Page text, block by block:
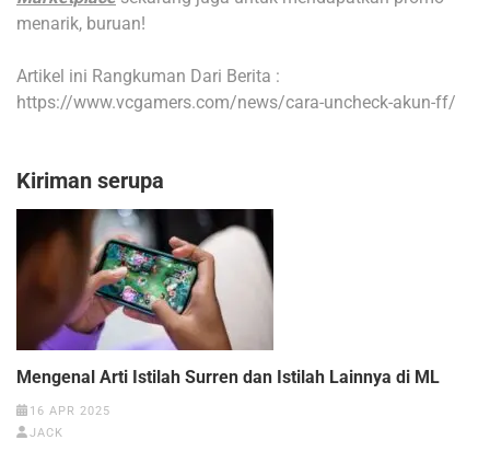
menarik, buruan!
Artikel ini Rangkuman Dari Berita :
https://www.vcgamers.com/news/cara-uncheck-akun-ff/
Kiriman serupa
Mengenal Arti Istilah Surren dan Istilah Lainnya di ML
16 APR 2025
JACK